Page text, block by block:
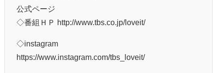
公式ページ
◇番組ＨＰ http://www.tbs.co.jp/loveit/
◇instagram
https://www.instagram.com/tbs_loveit/